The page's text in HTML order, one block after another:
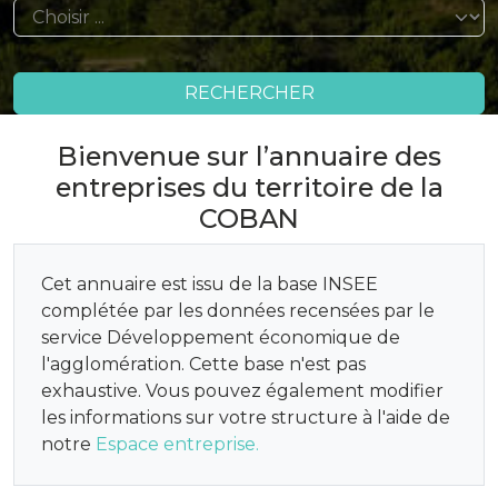
RECHERCHER
Bienvenue sur l’annuaire des
entreprises du territoire de la
COBAN
Cet annuaire est issu de la base INSEE
complétée par les données recensées par le
service Développement économique de
l'agglomération. Cette base n'est pas
exhaustive. Vous pouvez également modifier
les informations sur votre structure à l'aide de
notre Espace entreprise.